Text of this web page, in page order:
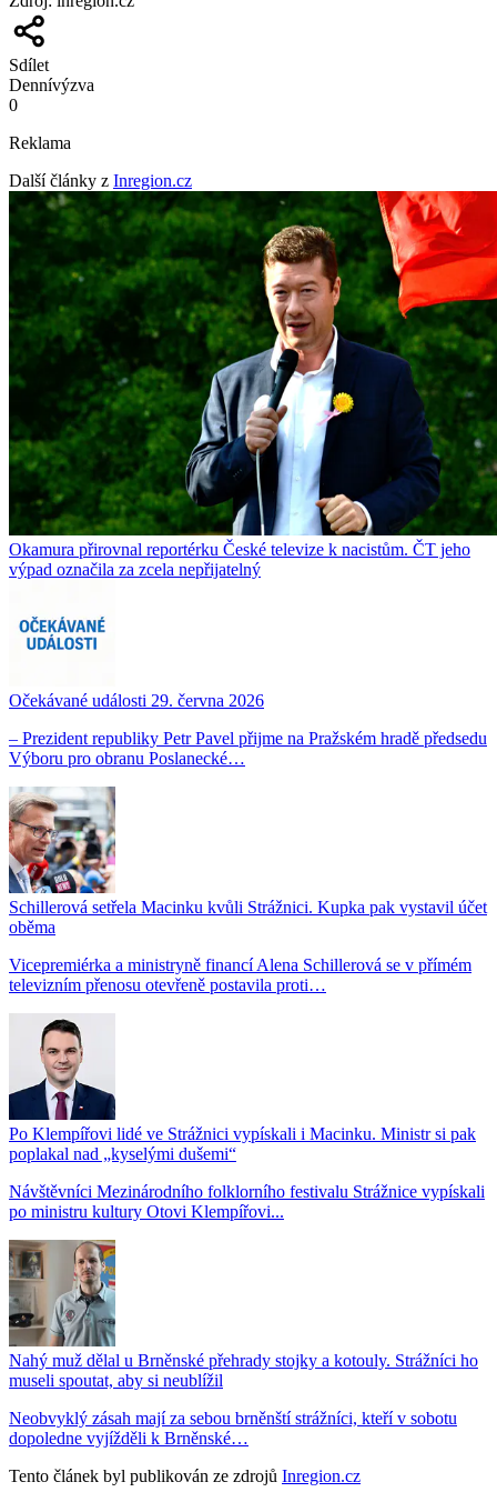
Sdílet
Dennívýzva
0
Reklama
Další články z Inregion.cz
Okamura přirovnal reportérku České televize k nacistům. ČT jeho
výpad označila za zcela nepřijatelný
Očekávané události 29. června 2026
– Prezident republiky Petr Pavel přijme na Pražském hradě předsedu
Výboru pro obranu Poslanecké…
Schillerová setřela Macinku kvůli Strážnici. Kupka pak vystavil účet
oběma
Vicepremiérka a ministryně financí Alena Schillerová se v přímém
televizním přenosu otevřeně postavila proti…
Po Klempířovi lidé ve Strážnici vypískali i Macinku. Ministr si pak
poplakal nad „kyselými dušemi“
Návštěvníci Mezinárodního folklorního festivalu Strážnice vypískali
po ministru kultury Otovi Klempířovi...
Nahý muž dělal u Brněnské přehrady stojky a kotouly. Strážníci ho
museli spoutat, aby si neublížil
Neobvyklý zásah mají za sebou brněnští strážníci, kteří v sobotu
dopoledne vyjížděli k Brněnské…
Tento článek byl publikován ze zdrojů Inregion.cz